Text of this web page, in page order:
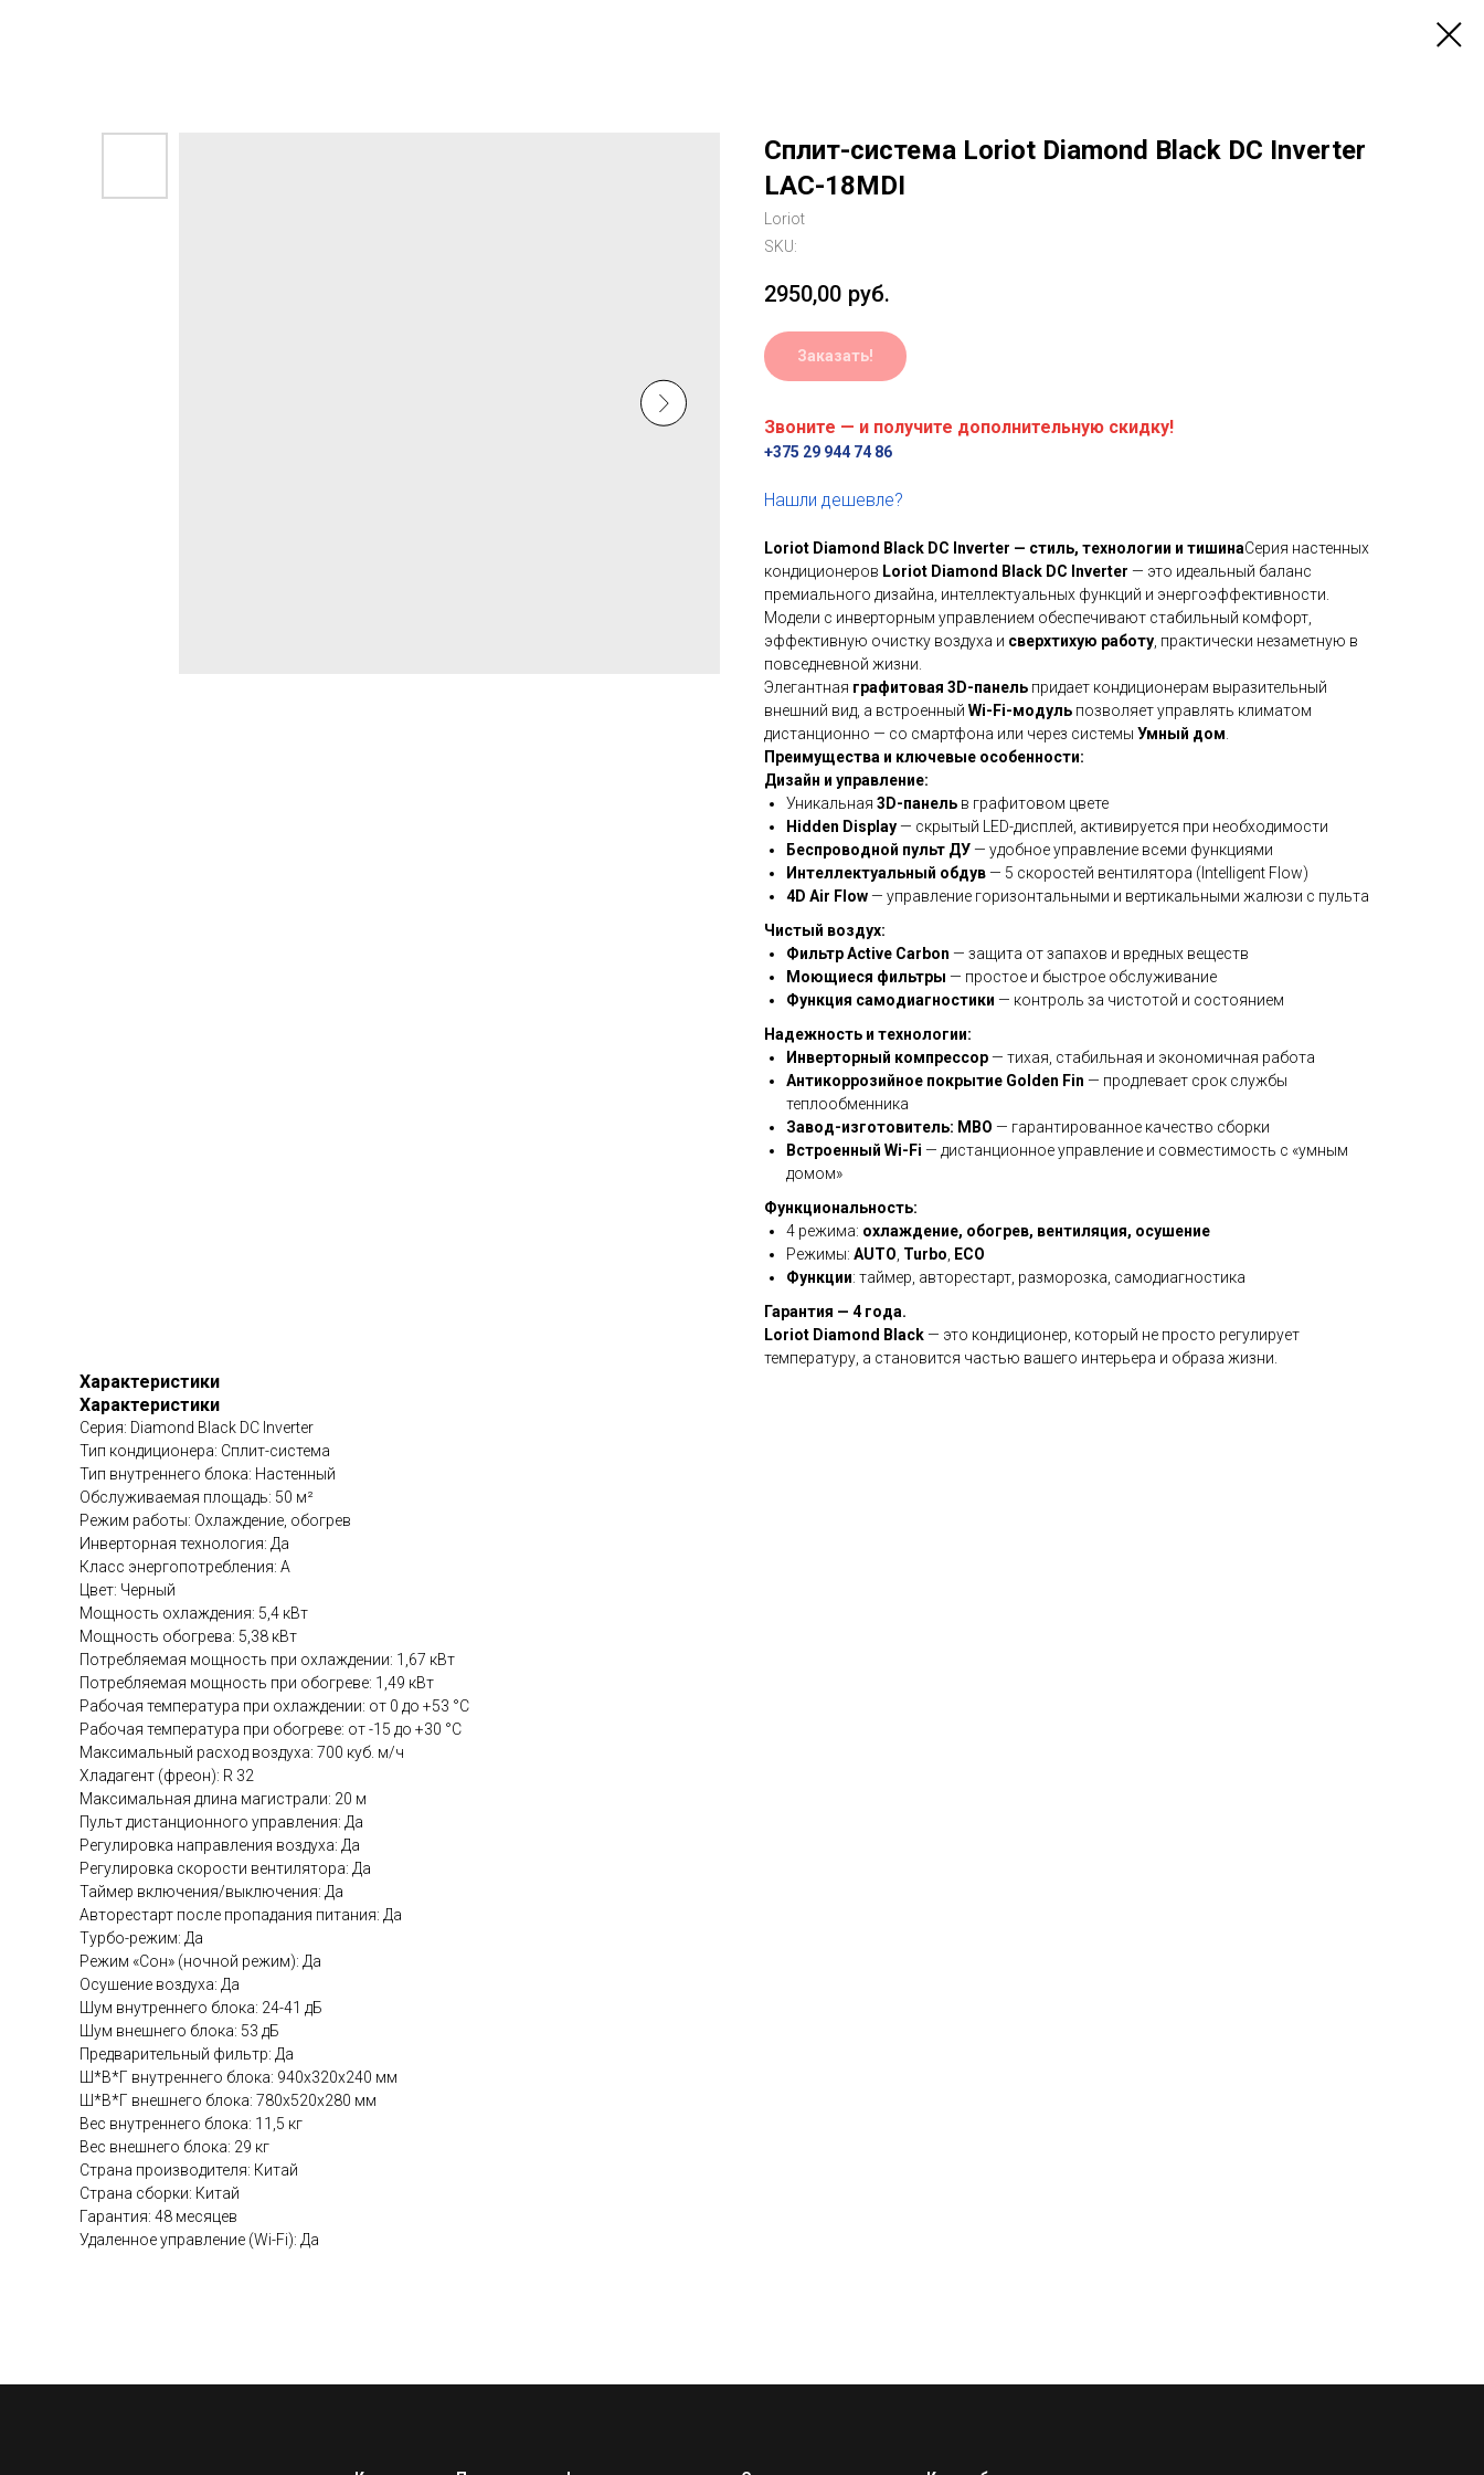
Сплит-система Loriot Diamond Black DC Inverter
LAC-18MDI
Loriot
SKU:
2950,00 руб.
Заказать!
Звоните — и получите дополнительную скидку!
+375 29 944 74 86
Нашли дешевле?
Loriot Diamond Black DC Inverter — стиль, технологии и тишинаСерия настенных
кондиционеров Loriot Diamond Black DC Inverter — это идеальный баланс
премиального дизайна, интеллектуальных функций и энергоэффективности.
Модели с инверторным управлением обеспечивают стабильный комфорт,
эффективную очистку воздуха и сверхтихую работу, практически незаметную в
повседневной жизни.
Элегантная графитовая 3D-панель придает кондиционерам выразительный
внешний вид, а встроенный Wi-Fi-модуль позволяет управлять климатом
дистанционно — со смартфона или через системы Умный дом.
Преимущества и ключевые особенности:
Дизайн и управление:
Уникальная 3D-панель в графитовом цвете
Hidden Display— скрытый LED-дисплей, активируется при необходимости
Беспроводной пульт ДУ— удобное управление всеми функциями
Интеллектуальный обдув— 5 скоростей вентилятора (Intelligent Flow)
4D Air Flow— управление горизонтальными и вертикальными жалюзи с пульта
Чистый воздух:
Фильтр Active Carbon — защита от запахов и вредных веществ
Моющиеся фильтры — простое и быстрое обслуживание
Функция самодиагностики — контроль за чистотой и состоянием
Надежность и технологии:
Инверторный компрессор— тихая, стабильная и экономичная работа
Антикоррозийное покрытие Golden Fin — продлевает срок службы
теплообменника
Завод-изготовитель: MBO — гарантированное качество сборки
Встроенный Wi-Fi — дистанционное управление и совместимость с «умным
домом»
Функциональность:
4 режима: охлаждение, обогрев, вентиляция, осушение
Режимы: AUTO, Turbo, ECO
Функции: таймер, авторестарт, разморозка, самодиагностика
Гарантия — 4 года.
Loriot Diamond Black— это кондиционер, который не просто регулирует
температуру, а становится частью вашего интерьера и образа жизни.
Характеристики
Характеристики
Серия: Diamond Black DC Inverter
Тип кондиционера: Сплит-система
Тип внутреннего блока: Настенный
Обслуживаемая площадь: 50 м²
Режим работы: Охлаждение, обогрев
Инверторная технология: Да
Класс энергопотребления: A
Цвет: Черный
Мощность охлаждения: 5,4 кВт
Мощность обогрева: 5,38 кВт
Потребляемая мощность при охлаждении: 1,67 кВт
Потребляемая мощность при обогреве: 1,49 кВт
Рабочая температура при охлаждении: от 0 до +53 °C
Рабочая температура при обогреве: от -15 до +30 °C
Максимальный расход воздуха: 700 куб. м/ч
Хладагент (фреон): R 32
Максимальная длина магистрали: 20 м
Пульт дистанционного управления: Да
Регулировка направления воздуха: Да
Регулировка скорости вентилятора: Да
Таймер включения/выключения: Да
Авторестарт после пропадания питания: Да
Турбо-режим: Да
Режим «Сон» (ночной режим): Да
Осушение воздуха: Да
Шум внутреннего блока: 24-41 дБ
Шум внешнего блока: 53 дБ
Предварительный фильтр: Да
Ш*В*Г внутреннего блока: 940x320x240 мм
Ш*В*Г внешнего блока: 780x520x280 мм
Вес внутреннего блока: 11,5 кг
Вес внешнего блока: 29 кг
Страна производителя: Китай
Страна сборки: Китай
Гарантия: 48 месяцев
Удаленное управление (Wi-Fi): Да